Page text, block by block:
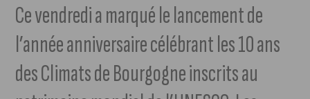
Ce vendredi a marqué le lancement de
l’année anniversaire célébrant les 10 ans
des Climats de Bourgogne inscrits au